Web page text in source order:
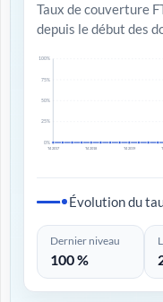
Taux de couverture
depuis le début des
0%
25%
50%
75%
100%
T4 2017 T4 2018 T4 2019
Évolution du
Dernier niveau
100 %